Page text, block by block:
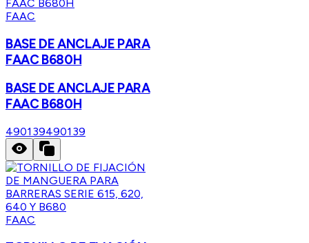
FAAC
BASE DE ANCLAJE PARA
FAAC B680H
BASE DE ANCLAJE PARA
FAAC B680H
490139490139
FAAC